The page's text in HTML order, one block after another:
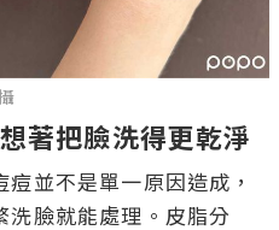
著把臉洗得更乾淨
並不是單一原因造成，
洗臉就能處理。皮脂分